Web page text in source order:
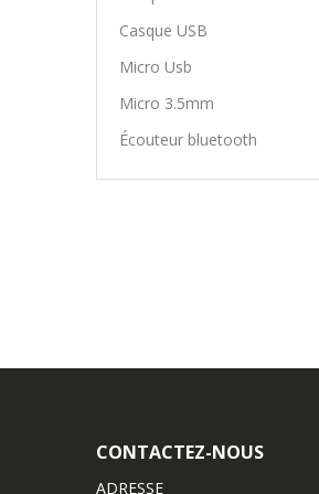
Casque USB
Micro Usb
Micro 3.5mm
Écouteur bluetooth
CONTACTEZ-NOUS
ADRESSE